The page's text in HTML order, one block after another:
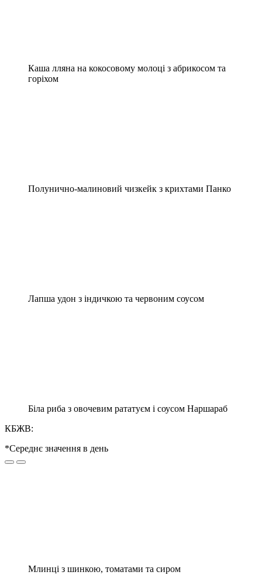
Каша лляна на кокосовому молоці з абрикосом та
горіхом
Полунично-малиновий чизкейк з крихтами Панко
Лапша удон з індичкою та червоним соусом
Біла риба з овочевим рататуєм і соусом Наршараб
КБЖВ:
*Середнє значення в день
Млинці з шинкою, томатами та сиром